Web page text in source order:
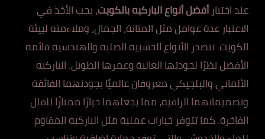
عند اختيارأفضل أنواع الباركيه بالكويت، يجب الأخذ في
الاعتبار عدة عوامل مثل المتانة، الجمال، وملاءمته لبيئة
الكويت. تتصدر الأنواع الخشبية الصلبة والهندسية قائمة
الأفضل نظرًا لجودتها العالية وعمرها الطويل. الباركيه
الألماني والبلجيكي معروفان عالميًا بجودتهما الفائقة
وتصميماتهما الراقية، مما يجعلهما خيارًا ممتازًا للفلل
الفاخرة. كما تتوفر خيارات عملية مثل الباركيه المقاوم